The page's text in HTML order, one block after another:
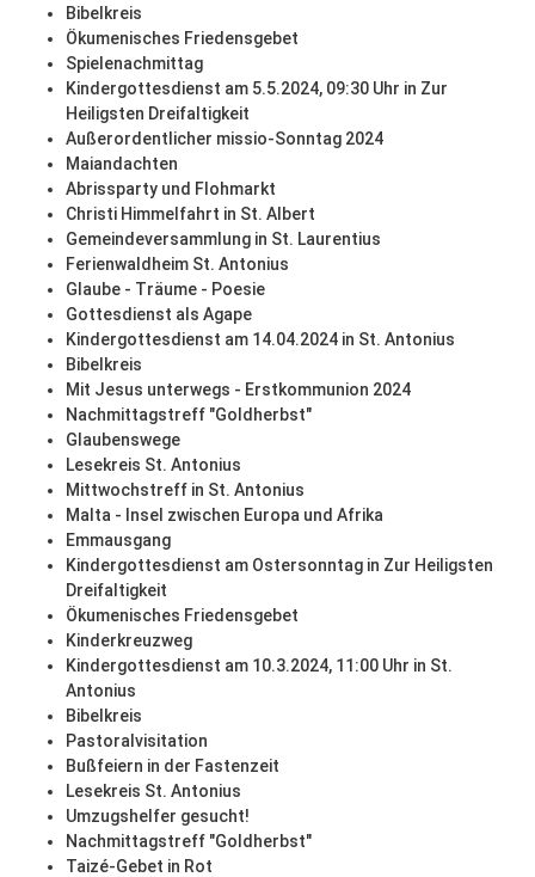
Bibelkreis
Ökumenisches Friedensgebet
Spielenachmittag
Kindergottesdienst am 5.5.2024, 09:30 Uhr in Zur
Heiligsten Dreifaltigkeit
Außerordentlicher missio-Sonntag 2024
Maiandachten
Abrissparty und Flohmarkt
Christi Himmelfahrt in St. Albert
Gemeindeversammlung in St. Laurentius
Ferienwaldheim St. Antonius
Glaube - Träume - Poesie
Gottesdienst als Agape
Kindergottesdienst am 14.04.2024 in St. Antonius
Bibelkreis
Mit Jesus unterwegs - Erstkommunion 2024
Nachmittagstreff "Goldherbst"
Glaubenswege
Lesekreis St. Antonius
Mittwochstreff in St. Antonius
Malta - Insel zwischen Europa und Afrika
Emmausgang
Kindergottesdienst am Ostersonntag in Zur Heiligsten
Dreifaltigkeit
Ökumenisches Friedensgebet
Kinderkreuzweg
Kindergottesdienst am 10.3.2024, 11:00 Uhr in St.
Antonius
Bibelkreis
Pastoralvisitation
Bußfeiern in der Fastenzeit
Lesekreis St. Antonius
Umzugshelfer gesucht!
Nachmittagstreff "Goldherbst"
Taizé-Gebet in Rot